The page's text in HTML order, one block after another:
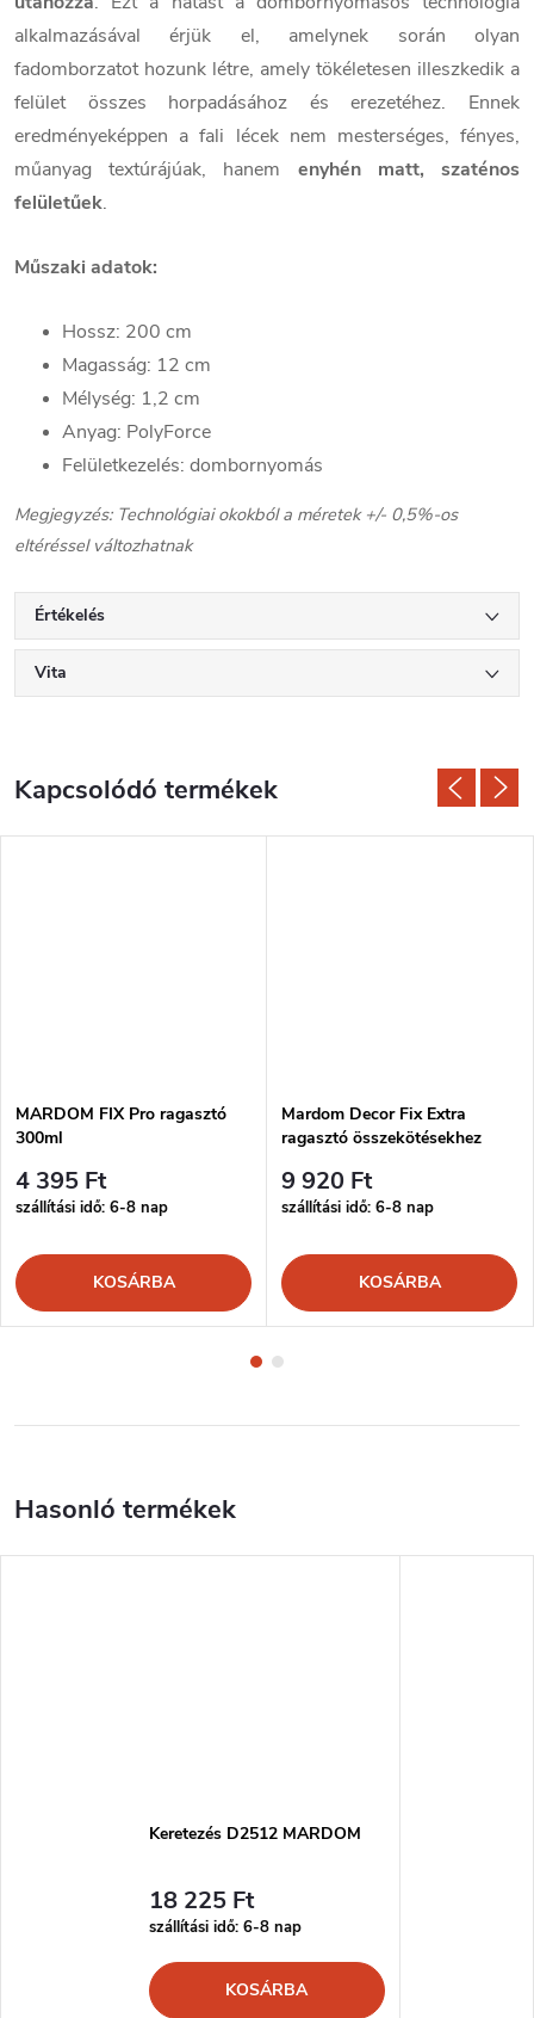
alkalmazásával érjük el, amelynek során olyan
fadomborzatot hozunk létre, amely tökéletesen illeszkedik a
felület összes horpadásához és erezetéhez. Ennek
eredményeképpen a fali lécek nem mesterséges, fényes,
műanyag textúrájúak, hanem enyhén matt, szaténos
felületűek.
Műszaki adatok:
Hossz: 200 cm
Magasság: 12 cm
Mélység: 1,2 cm
Anyag: PolyForce
Felületkezelés: dombornyomás
Megjegyzés: Technológiai okokból a méretek +/- 0,5%-os
eltéréssel változhatnak
Értékelés
Vita
Kapcsolódó termékek
MARDOM FIX Pro ragasztó
300ml
4 395 Ft
szállítási idő: 6-8 nap
KOSÁRBA
Mardom Decor Fix Extra
ragasztó összekötésekhez
9 920 Ft
szállítási idő: 6-8 nap
KOSÁRBA
Keretezés D2512 MARDOM
18 225 Ft
szállítási idő: 6-8 nap
KOSÁRBA